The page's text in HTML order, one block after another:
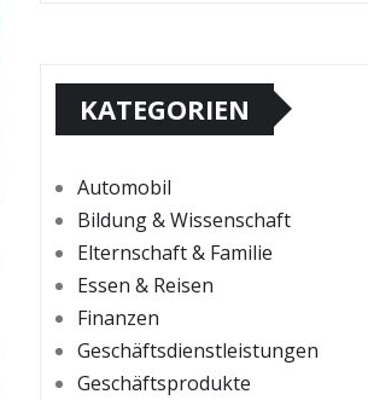
KATEGORIEN
Automobil
Bildung & Wissenschaft
Elternschaft & Familie
Essen & Reisen
Finanzen
Geschäftsdienstleistungen
Geschäftsprodukte